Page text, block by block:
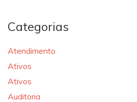
Categorias
Atendimento
Ativos
Ativos
Auditoria